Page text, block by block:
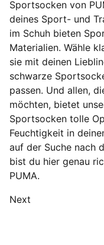
Sportsocken von
deines Sport- und
im Schuh bieten
Materialien. Wähle
sie mit deinen
schwarze
passen. Und allen,
möchten, bietet
Sportsocken tolle
Feuchtigkeit in
auf der Suche nach
bist du hier genau
PUMA.
Next